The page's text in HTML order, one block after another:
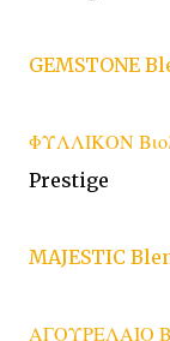
GEMSTONE
ΦΥΛΛΙΚΟΝ
Prestige
MAJESTIC
ΑΓΟΥΡΕΛΑΙΟ